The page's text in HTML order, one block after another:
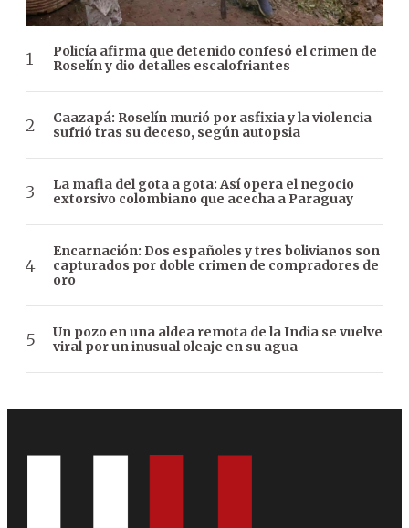
Policía afirma que detenido confesó el crimen de
Roselín y dio detalles escalofriantes
Caazapá: Roselín murió por asfixia y la violencia
sufrió tras su deceso, según autopsia
La mafia del gota a gota: Así opera el negocio
extorsivo colombiano que acecha a Paraguay
Encarnación: Dos españoles y tres bolivianos son
capturados por doble crimen de compradores de
oro
Un pozo en una aldea remota de la India se vuelve
viral por un inusual oleaje en su agua